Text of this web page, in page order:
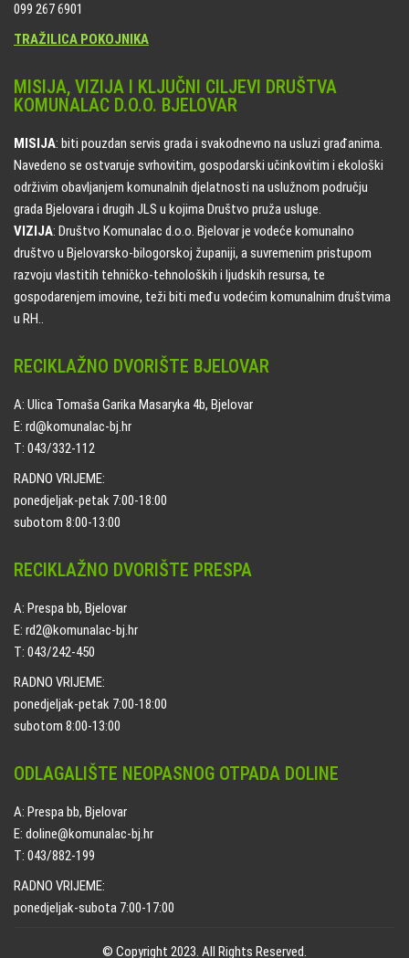
099 267 6901
TRAŽILICA POKOJNIKA
MISIJA, VIZIJA I KLJUČNI CILJEVI DRUŠTVA
KOMUNALAC D.O.O. BJELOVAR
MISIJA: biti pouzdan servis grada i svakodnevno na usluzi građanima.
Navedeno se ostvaruje svrhovitim, gospodarski učinkovitim i ekološki
održivim obavljanjem komunalnih djelatnosti na uslužnom području
grada Bjelovara i drugih JLS u kojima Društvo pruža usluge.
VIZIJA: Društvo Komunalac d.o.o. Bjelovar je vodeće komunalno
društvo u Bjelovarsko-bilogorskoj županiji, a suvremenim pristupom
razvoju vlastitih tehničko-tehnoloških i ljudskih resursa, te
gospodarenjem imovine, teži biti među vodećim komunalnim društvima
u RH..
RECIKLAŽNO DVORIŠTE BJELOVAR
A: Ulica Tomaša Garika Masaryka 4b, Bjelovar
E: rd@komunalac-bj.hr
T: 043/332-112
RADNO VRIJEME:
ponedjeljak-petak 7:00-18:00
subotom 8:00-13:00
RECIKLAŽNO DVORIŠTE PRESPA
A: Prespa bb, Bjelovar
E: rd2@komunalac-bj.hr
T: 043/242-450
RADNO VRIJEME:
ponedjeljak-petak 7:00-18:00
subotom 8:00-13:00
ODLAGALIŠTE NEOPASNOG OTPADA DOLINE
A: Prespa bb, Bjelovar
E: doline@komunalac-bj.hr
T: 043/882-199
RADNO VRIJEME:
ponedjeljak-subota 7:00-17:00
© Copyright 2023. All Rights Reserved.